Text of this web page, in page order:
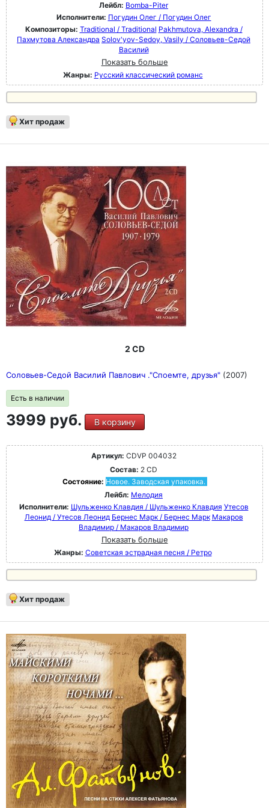
Лейбл: Bomba-Piter
Исполнители: Погудин Олег / Погудин Олег
Композиторы: Traditional / Traditional Pakhmutova, Alexandra /
Пахмутова Александра Solov'yov-Sedoy, Vasily / Соловьев-Седой
Василий
Показать больше
Жанры: Русский классический романс
Хит продаж
2 CD
Соловьев-Седой Василий Павлович ."Споемте, друзья" (2007)
Есть в наличии
3999 руб. В корзину
Артикул: CDVP 004032
Состав: 2 CD
Состояние: Новое. Заводская упаковка.
Лейбл: Мелодия
Исполнители: Шульженко Клавдия / Шульженко Клавдия Утесов
Леонид / Утесов Леонид Бернес Марк / Бернес Марк Макаров
Владимир / Макаров Владимир
Показать больше
Жанры: Советская эстрадная песня / Ретро
Хит продаж